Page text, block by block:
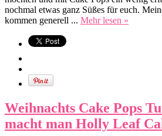
nochmal etwas ganz Süßes für euch.
kommen generell ... Mehr lesen »
Weihnachts Cake Pops
macht man Holly Leaf